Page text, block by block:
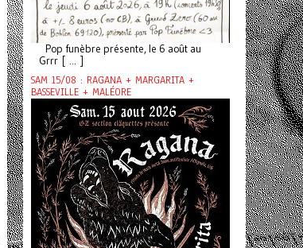
Pop funèbre présente, le 6 août au
Grrr [ ... ]
SAM 15/08 : RAGANA + MARGARITA +
BASSEVILLE + MALÉORE